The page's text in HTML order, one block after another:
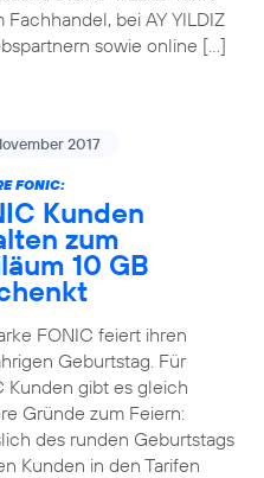
Fachhandel, bei AY YILDIZ
sowie online […]
2017
FONIC:
Kunden
zum
10 GB
FONIC feiert ihren
Geburtstag. Für
Kunden gibt es gleich
Gründe zum Feiern:
des runden Geburtstags
Kunden in den Tarifen